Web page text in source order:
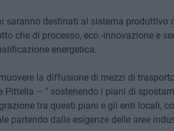
saranno destinati al sistema produttivo
che di processo, eco.-innovazione e
energetica.
la diffusione di mezzi di
Pittella – " sostenendo i piani di
tra questi piani e gli enti locali,
partendo dalle esigenze delle aree